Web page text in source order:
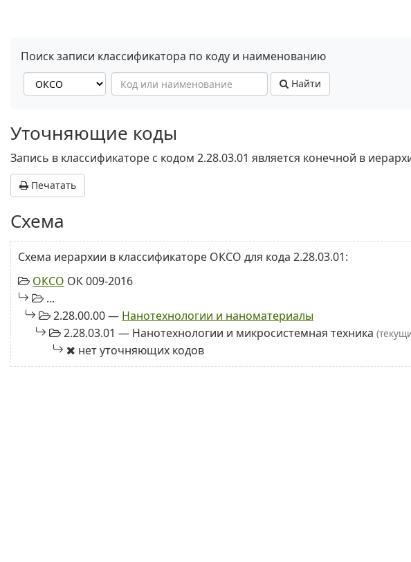
Поиск записи классификатора по коду и наименованию
Найти
Уточняющие коды
Запись в классификаторе с кодом 2.28.03.01 является конечной в
Печатать
Схема
Схема иерархии в классификаторе ОКСО для кода 2.28.03.01:
ОКСО ОК 009-2016
...
2.28.00.00 — Нанотехнологии и наноматериалы
2.28.03.01 — Нанотехнологии и микросистемная техника
нет уточняющих кодов